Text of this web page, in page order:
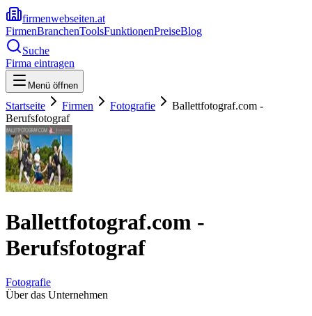
firmenwebseiten.at
FirmenBranchenToolsFunktionenPreiseBlog
Suche
Firma eintragen
Menü öffnen
Startseite Firmen Fotografie
Ballettfotograf.com -
Berufsfotograf
Ballettfotograf.com -
Berufsfotograf
Fotografie
Über das Unternehmen